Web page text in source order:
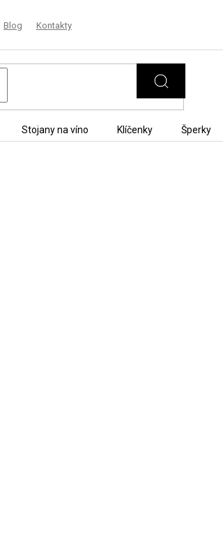
Blog Kontakty
Stojany na víno Klíčenky Šperky